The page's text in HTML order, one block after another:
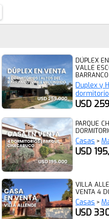
DÚPLEX
VALLE
BARRANCO
Duplex y
USD
PARQUE
Casas >
USD
VILLA
VENTA 4
Casas >
USD